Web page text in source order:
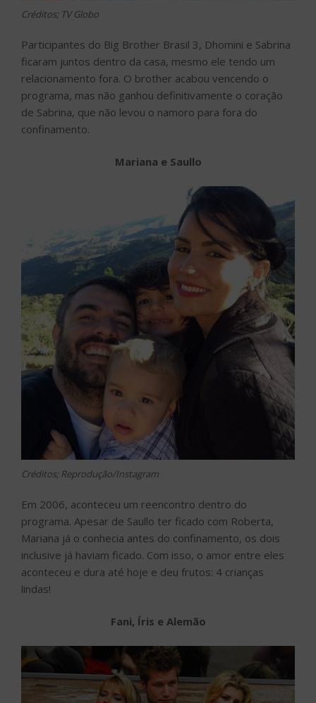
Créditos; TV Globo
Participantes do Big Brother Brasil 3, Dhomini e Sabrina
ficaram juntos dentro da casa, mesmo ele tendo um
relacionamento fora. O brother acabou vencendo o
programa, mas não ganhou definitivamente o coração
de Sabrina, que não levou o namoro para fora do
confinamento.
Mariana e Saullo
Créditos; Reprodução/Instagram
Em 2006, aconteceu um reencontro dentro do
programa. Apesar de Saullo ter ficado com Roberta,
Mariana já o conhecia antes do confinamento, os dois
inclusive já haviam ficado. Com isso, o amor entre eles
aconteceu e dura até hoje e deu frutos: 4 crianças
lindas!
Fani, Íris e Alemão